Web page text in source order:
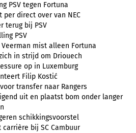
PSV tegen Fortuna
per direct over van NEC
terug bij PSV
PSV
mist alleen Fortuna
in strijd om Driouech
op in Luxemburg
Filip Kostić
transfer naar Rangers
uit en plaatst bom onder langer
schikkingsvoorstel
bij SC Cambuur